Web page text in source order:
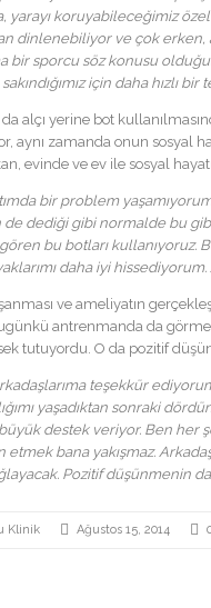
yarayı koruyabileceğimiz
dinlenebiliyor ve çok erken,
bir sporcu söz konusu
için daha hızlı
alçı yerine bot
aynı zamanda onun sosyal
evinde ve ev ile sosyal
bir problem
de dediği gibi normalde bu
bu botları kullanıyoruz.
daha iyi
ve ameliyatın
antrenmanda da
tutuyordu. O da pozitif
teşekkür
yaşadıktan sonraki
destek veriyor. Ben her
etmek bana yakışmaz.
Pozitif düşünmenin
Klinik Ağustos 15, 2014